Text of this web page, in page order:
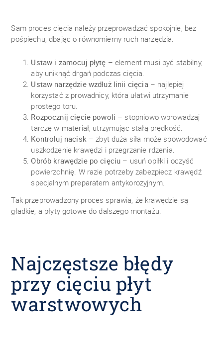
Sam proces cięcia należy przeprowadzać spokojnie, bez
pośpiechu, dbając o równomierny ruch narzędzia.
Ustaw i zamocuj płytę – element musi być stabilny,
aby uniknąć drgań podczas cięcia.
Ustaw narzędzie wzdłuż linii cięcia– najlepiej
korzystać z prowadnicy, która ułatwi utrzymanie
prostego toru.
Rozpocznij cięcie powoli – stopniowo wprowadzaj
tarczę w materiał, utrzymując stałą prędkość.
Kontroluj nacisk– zbyt duża siła może spowodować
uszkodzenie krawędzi i przegrzanie rdzenia.
Obrób krawędzie po cięciu – usuń opiłki i oczyść
powierzchnię. W razie potrzeby zabezpiecz krawędź
specjalnym preparatem antykorozyjnym.
Tak przeprowadzony proces sprawia, że krawędzie są
gładkie, a płyty gotowe do dalszego montażu.
Najczęstsze błędy
przy cięciu płyt
warstwowych